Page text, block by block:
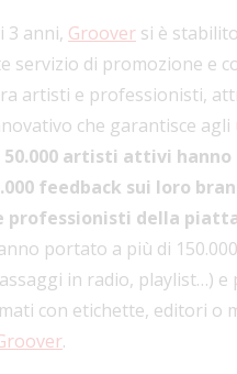
3 anni, Groover si è
servizio di promozione e
artisti e professionisti,
che garantisce
50.000 artisti attivi
feedback sui loro
professionisti della
portato a più di
in radio, playlist…) e
con etichette, editori o
.